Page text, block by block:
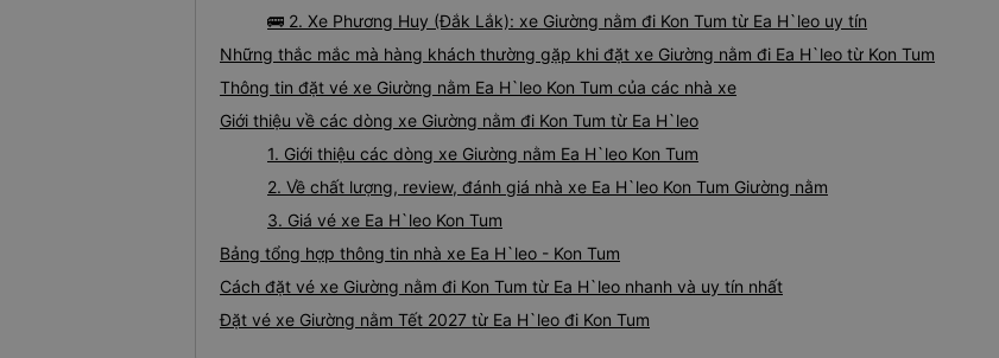
🚌 2. Xe Phương Huy (Đắk Lắk): xe Giường nằm đi Kon Tum từ Ea H`leo uy tín
Những thắc mắc mà hàng khách thường gặp khi đặt xe Giường nằm đi Ea H`leo từ Kon Tum
Thông tin đặt vé xe Giường nằm Ea H`leo Kon Tum của các nhà xe
Giới thiệu về các dòng xe Giường nằm đi Kon Tum từ Ea H`leo
1. Giới thiệu các dòng xe Giường nằm Ea H`leo Kon Tum
2. Về chất lượng, review, đánh giá nhà xe Ea H`leo Kon Tum Giường nằm
3. Giá vé xe Ea H`leo Kon Tum
Bảng tổng hợp thông tin nhà xe Ea H`leo - Kon Tum
Cách đặt vé xe Giường nằm đi Kon Tum từ Ea H`leo nhanh và uy tín nhất
Đặt vé xe Giường nằm Tết 2027 từ Ea H`leo đi Kon Tum